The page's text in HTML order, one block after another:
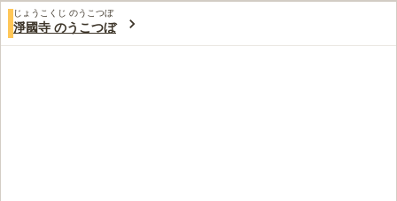
じょうこくじ のうこつぼ
淨國寺 のうこつぼ